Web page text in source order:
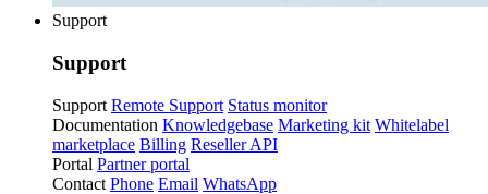
Support
Support
Support Remote Support Status monitor
Documentation Knowledgebase Marketing kit Whitelabel
marketplace Billing Reseller API
Portal Partner portal
Contact Phone Email WhatsApp